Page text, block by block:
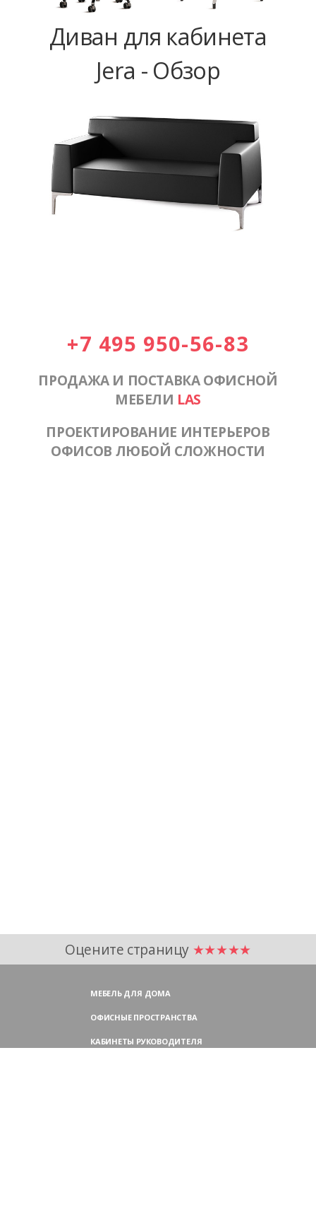
Диван для кабинета
Jera - Обзор
+7 495 950-56-83
ПРОДАЖА И ПОСТАВКА ОФИСНОЙ
МЕБЕЛИ LAS
ПРОЕКТИРОВАНИЕ ИНТЕРЬЕРОВ
ОФИСОВ ЛЮБОЙ СЛОЖНОСТИ
Оцените страницу ★★★★★
МЕБЕЛЬ ДЛЯ ДОМА
ОФИСНЫЕ ПРОСТРАНСТВА
КАБИНЕТЫ РУКОВОДИТЕЛЯ